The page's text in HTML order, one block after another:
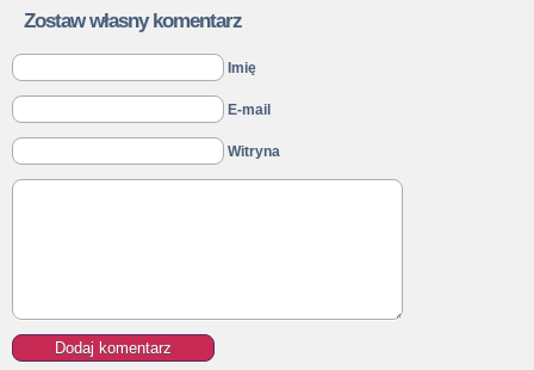
Zostaw własny komentarz
Imię
E-mail
Witryna